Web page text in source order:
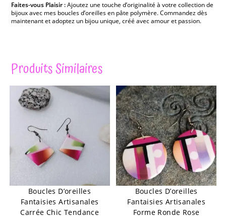
Faites-vous Plaisir :Ajoutez une touche d’originalité à votre collection de
bijoux avec mes boucles d’oreilles en pâte polymère. Commandez dès
maintenant et adoptez un bijou unique, créé avec amour et passion.
Produits Similaires
Boucles D’oreilles
Fantaisies Artisanales
Carrée Chic Tendance
Boucles D’oreilles
Fantaisies Artisanales
Forme Ronde Rose